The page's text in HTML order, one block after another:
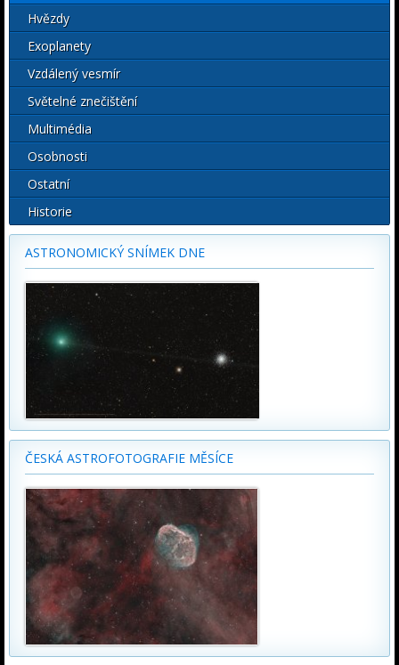
Hvězdy
Exoplanety
Vzdálený vesmír
Světelné znečištění
Multimédia
Osobnosti
Ostatní
Historie
ASTRONOMICKÝ SNÍMEK DNE
ČESKÁ ASTROFOTOGRAFIE MĚSÍCE